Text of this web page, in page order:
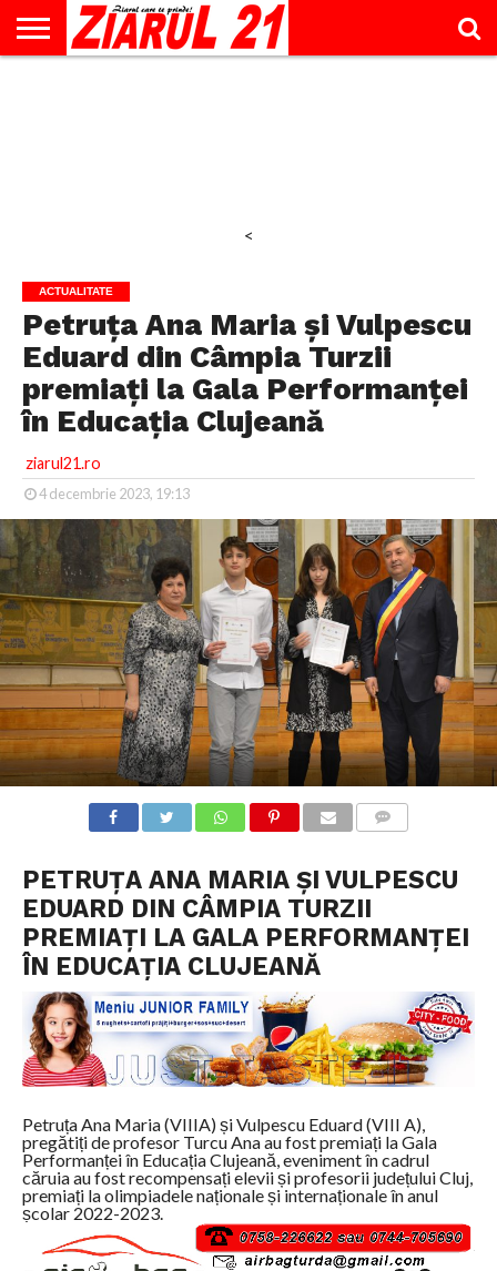
<
ACTUALITATE
Petruța Ana Maria și Vulpescu
Eduard din Câmpia Turzii
premiați la Gala Performanței
în Educația Clujeană
ziarul21.ro
4 decembrie 2023, 19:13
PETRUȚA ANA MARIA ȘI VULPESCU
EDUARD DIN CÂMPIA TURZII
PREMIAȚI LA GALA PERFORMANȚEI
ÎN EDUCAȚIA CLUJEANĂ
Petruța Ana Maria (VIIIA) și Vulpescu Eduard (VIII A),
pregătiți de profesor Turcu Ana au fost premiați la Gala
Performanței în Educația Clujeană, eveniment în cadrul
căruia au fost recompensați elevii și profesorii județului Cluj,
premiați la olimpiadele naționale și internaționale în anul
școlar 2022-2023.